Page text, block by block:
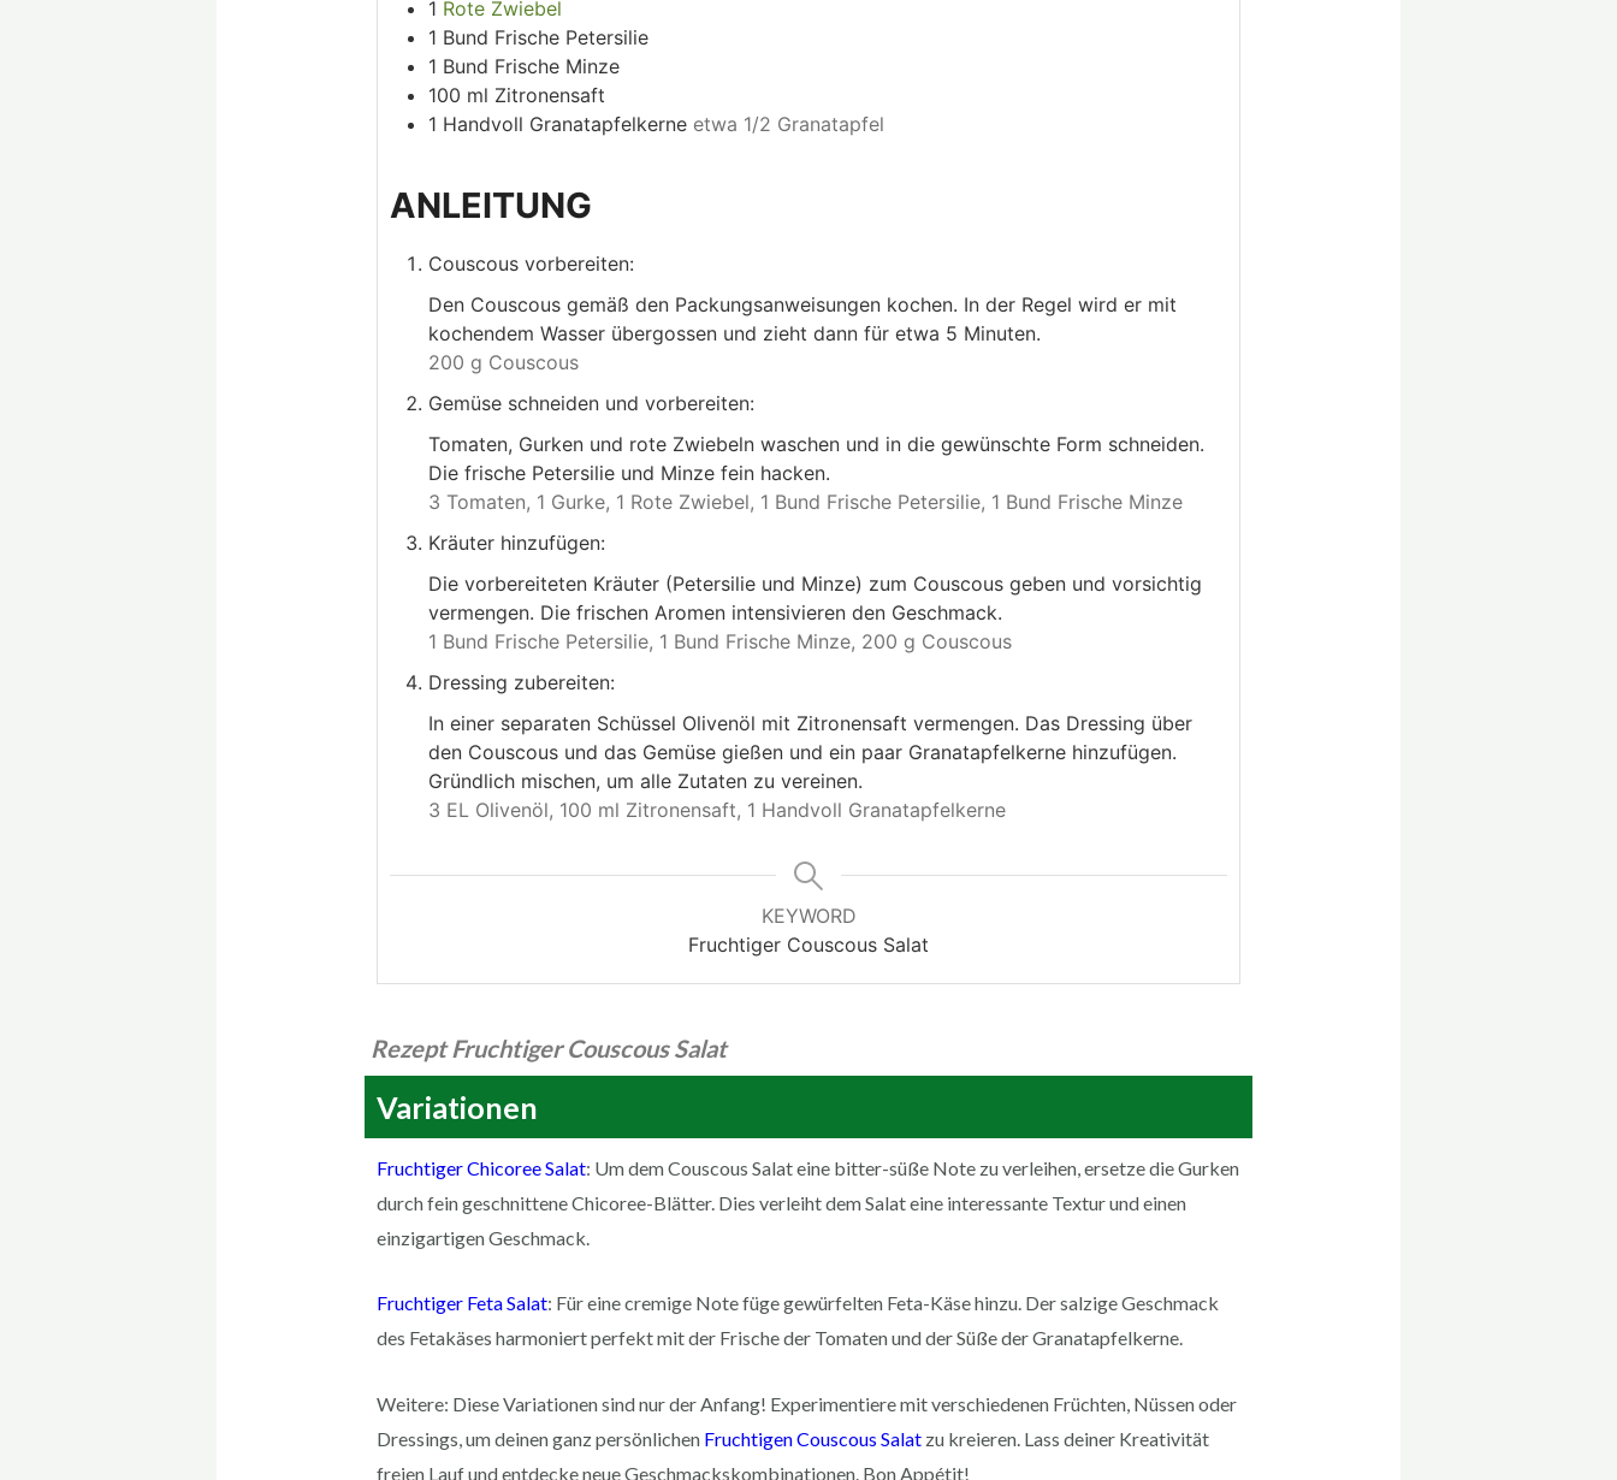
1 Rote Zwiebel
1 Bund Frische Petersilie
1 Bund Frische Minze
100 ml Zitronensaft
1 Handvoll Granatapfelkerne etwa 1/2 Granatapfel
ANLEITUNG
Couscous vorbereiten:
Den Couscous gemäß den Packungsanweisungen kochen. In der Regel wird er mit
kochendem Wasser übergossen und zieht dann für etwa 5 Minuten.
200 g Couscous
Gemüse schneiden und vorbereiten:
Tomaten, Gurken und rote Zwiebeln waschen und in die gewünschte Form schneiden.
Die frische Petersilie und Minze fein hacken.
3 Tomaten, 1 Gurke, 1 Rote Zwiebel, 1 Bund Frische Petersilie, 1 Bund Frische Minze
Kräuter hinzufügen:
Die vorbereiteten Kräuter (Petersilie und Minze) zum Couscous geben und vorsichtig
vermengen. Die frischen Aromen intensivieren den Geschmack.
1 Bund Frische Petersilie, 1 Bund Frische Minze, 200 g Couscous
Dressing zubereiten:
In einer separaten Schüssel Olivenöl mit Zitronensaft vermengen. Das Dressing über
den Couscous und das Gemüse gießen und ein paar Granatapfelkerne hinzufügen.
Gründlich mischen, um alle Zutaten zu vereinen.
3 EL Olivenöl, 100 ml Zitronensaft, 1 Handvoll Granatapfelkerne
KEYWORD
Fruchtiger Couscous Salat
Rezept Fruchtiger Couscous Salat
Variationen
Fruchtiger Chicoree Salat: Um dem Couscous Salat eine bitter-süße Note zu verleihen, ersetze die Gurken
durch fein geschnittene Chicoree-Blätter. Dies verleiht dem Salat eine interessante Textur und einen
einzigartigen Geschmack.
Fruchtiger Feta Salat: Für eine cremige Note füge gewürfelten Feta-Käse hinzu. Der salzige Geschmack
des Fetakäses harmoniert perfekt mit der Frische der Tomaten und der Süße der Granatapfelkerne.
Weitere: Diese Variationen sind nur der Anfang! Experimentiere mit verschiedenen Früchten, Nüssen oder
Dressings, um deinen ganz persönlichen Fruchtigen Couscous Salatzu kreieren. Lass deiner Kreativität
freien Lauf und entdecke neue Geschmackskombinationen. Bon Appétit!